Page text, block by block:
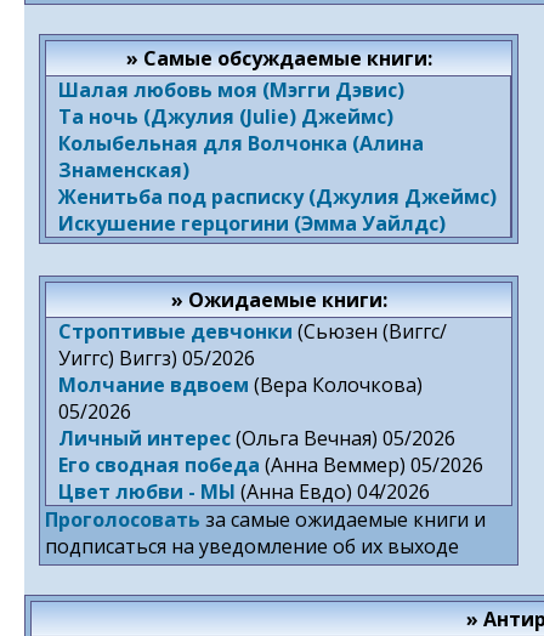
» Самые обсуждаемые книги:
Шалая любовь моя (Мэгги Дэвис)
Та ночь (Джулия (Julie) Джеймс)
Колыбельная для Волчонка (Алина
Знаменская)
Женитьба под расписку (Джулия Джеймс)
Искушение герцогини (Эмма Уайлдс)
» Ожидаемые книги:
Строптивые девчонки (Сьюзен (Виггс/
Уиггс) Виггз) 05/2026
Молчание вдвоем (Вера Колочкова)
05/2026
Личный интерес(Ольга Вечная) 05/2026
Его сводная победа (Анна Веммер) 05/2026
Цвет любви - МЫ (Анна Евдо) 04/2026
Проголосовать за самые ожидаемые книги и
подписаться на уведомление об их выходе
»